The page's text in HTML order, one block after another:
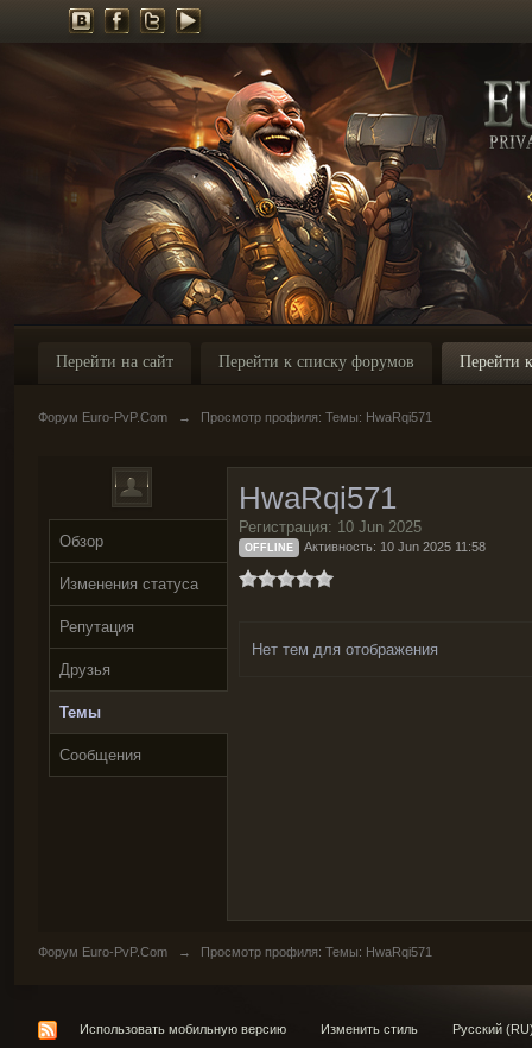
Перейти на сайт Перейти к списку форумов Перейти
Форум Euro-PvP.Com → Просмотр профиля: Темы: HwaRqi571
Обзор
Изменения статуса
Репутация
Друзья
Темы
Сообщения
HwaRqi571
Регистрация: 10 Jun 2025
OFFLINE Активность: 10 Jun 2025 11:58
Нет тем для отображения
Форум Euro-PvP.Com → Просмотр профиля: Темы: HwaRqi571
Использовать мобильную версию Изменить стиль Русский